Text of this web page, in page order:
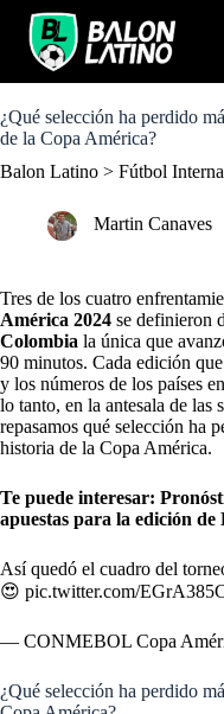
o
c
n
¿Qué selección ha perdido
de la Copa América?
Balon Latino > Fútbol
Martin Canaves
Tres de los cuatro
América 2024 se definieron
Colombia la única que
90 minutos. Cada edición
y los números de los países
lo tanto, en la antesala de las
repasamos qué selección ha
historia de la Copa América.
Te puede interesar:
apuestas para la edición de
Así quedó el cuadro del
😍 pic.twitter.com/
— CONMEBOL Copa
¿Qué selección ha perdido